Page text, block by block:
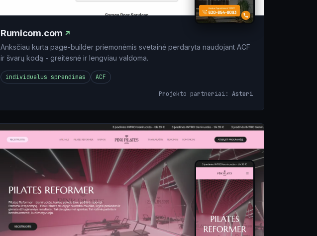
Rumicom.com
Anksčiau kurta page-builder priemonėmis svetainė perdaryta naudojant ACF
ir švarų kodą - greitesnė ir lengviau valdoma.
individualus sprendimas ACF
Projekto partneriai: Asteri